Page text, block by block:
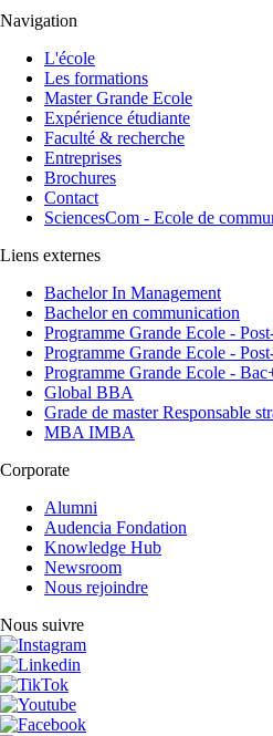
Navigation
L'école
Les formations
Master Grande Ecole
Expérience étudiante
Faculté & recherche
Entreprises
Brochures
Contact
SciencesCom - Ecole de
Liens externes
Bachelor In Management
Bachelor en communication
Programme Grande Ecole -
Programme Grande Ecole -
Programme Grande Ecole -
Global BBA
Grade de master Responsable
MBA IMBA
Corporate
Alumni
Audencia Fondation
Knowledge Hub
Newsroom
Nous rejoindre
Nous suivre